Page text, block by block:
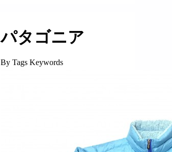
パタゴニア
By Tags Keywords